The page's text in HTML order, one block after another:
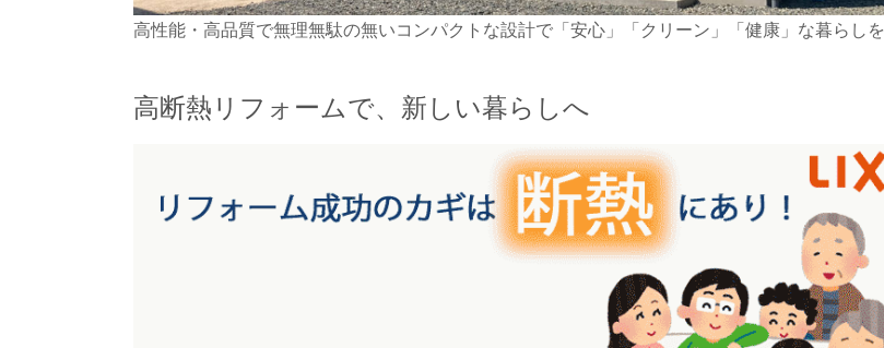
高性能・高品質で無理無駄の無いコンパクトな設計で「安心」「クリーン」「健康」な暮らしを
高断熱リフォームで、新しい暮らしへ